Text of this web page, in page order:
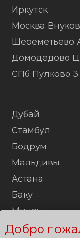
Добро
Иркутск
Москва
Шереметьево
Домодедово
СПб Пулково 3
Дубай
Стамбул
Бодрум
Мальдивы
Астана
Баку
Минск
Лондон